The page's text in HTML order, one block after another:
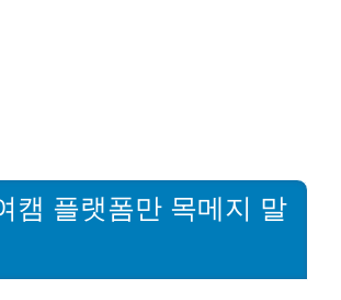
캠 플랫폼만 목메지 말